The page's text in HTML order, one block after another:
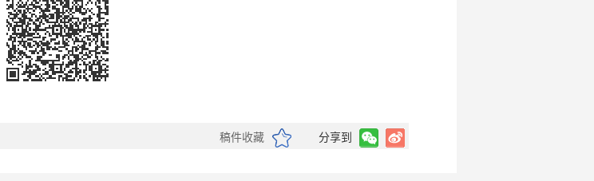
稿件收藏 分享到